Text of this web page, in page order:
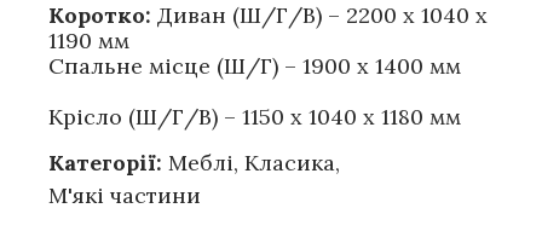
Коротко: Диван (Ш/Г/В) – 2200 х 1040 х
1190 мм
Спальне місце (Ш/Г) – 1900 х 1400 мм
Крісло (Ш/Г/В) – 1150 х 1040 х 1180 мм
Категорії: Меблі, Класика,
М'які частини